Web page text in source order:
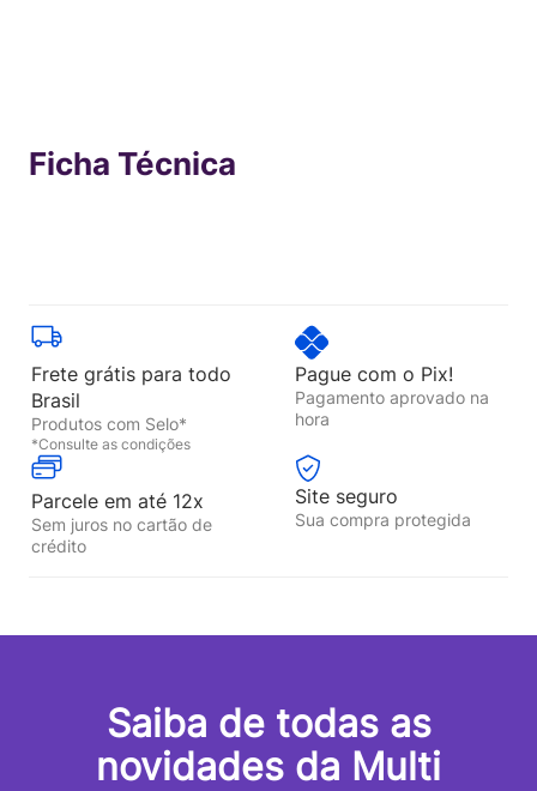
Ficha Técnica
Frete grátis para todo
Brasil
Produtos com Selo*
*Consulte as condições
Pague com o Pix!
Pagamento aprovado na
hora
Parcele em até 12x
Sem juros no cartão de
crédito
Site seguro
Sua compra protegida
Saiba de todas as
novidades da Multi